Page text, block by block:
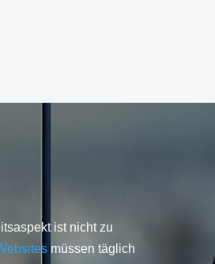
ist nicht zu
müssen täglich